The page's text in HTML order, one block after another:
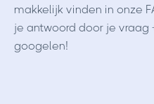
makkelijk vinden in onze
je antwoord door je vraag
googelen!